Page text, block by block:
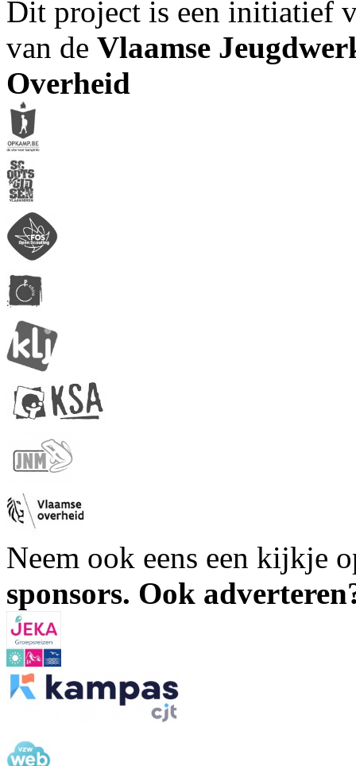
Dit project is een initiatief
van de Vlaamse
Overheid
Neem ook eens een kijkje
sponsors. Ook